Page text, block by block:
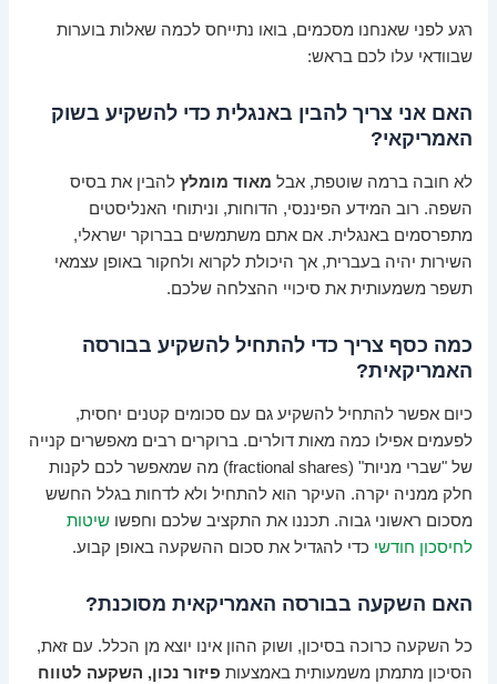
רגע לפני שאנחנו מסכמים, בואו נתייחס לכמה שאלות בוערות
שבוודאי עלו לכם בראש:
האם אני צריך להבין באנגלית כדי להשקיע בשוק
האמריקאי?
לא חובה ברמה שוטפת, אבל מאוד מומלץ להבין את בסיס
השפה. רוב המידע הפיננסי, הדוחות, וניתוחי האנליסטים
מתפרסמים באנגלית. אם אתם משתמשים בברוקר ישראלי,
השירות יהיה בעברית, אך היכולת לקרוא ולחקור באופן עצמאי
תשפר משמעותית את סיכויי ההצלחה שלכם.
כמה כסף צריך כדי להתחיל להשקיע בבורסה
האמריקאית?
כיום אפשר להתחיל להשקיע גם עם סכומים קטנים יחסית,
לפעמים אפילו כמה מאות דולרים. ברוקרים רבים מאפשרים קנייה
של "שברי מניות" (fractional shares) מה שמאפשר לכם לקנות
חלק ממניה יקרה. העיקר הוא להתחיל ולא לדחות בגלל החשש
מסכום ראשוני גבוה. תכננו את התקציב שלכם וחפשושיטות
לחיסכון חודשי כדי להגדיל את סכום ההשקעה באופן קבוע.
האם השקעה בבורסה האמריקאית מסוכנת?
כל השקעה כרוכה בסיכון, ושוק ההון אינו יוצא מן הכלל. עם זאת,
הסיכון מתמתן משמעותית באמצעות פיזור נכון, השקעה לטווח